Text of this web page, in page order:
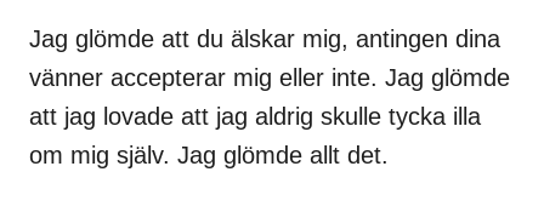
Jag glömde att du älskar mig, antingen dina
vänner accepterar mig eller inte. Jag glömde
att jag lovade att jag aldrig skulle tycka illa
om mig själv. Jag glömde allt det.